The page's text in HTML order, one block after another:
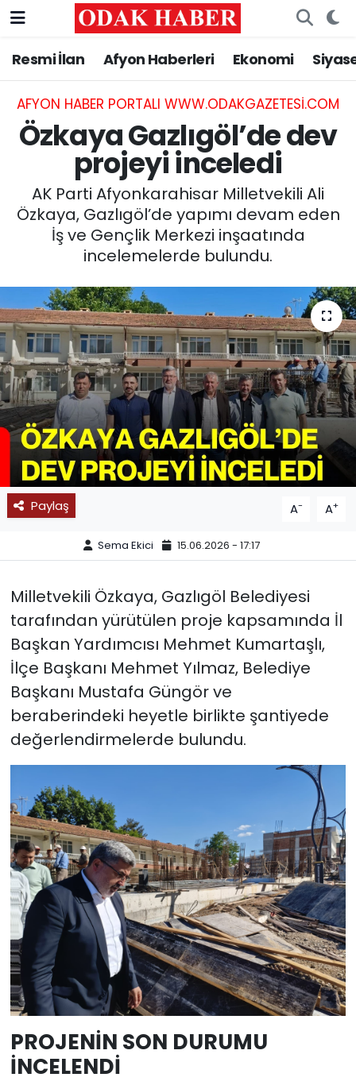
Resmi İlan Afyon Haberleri Ekonomi
AFYON HABER PORTALI WWW.ODAKGAZETESI.COM
Özkaya Gazlıgöl’de dev
projeyi inceledi
AK Parti Afyonkarahisar Milletvekili Ali
Özkaya, Gazlıgöl’de yapımı devam eden
İş ve Gençlik Merkezi inşaatında
incelemelerde bulundu.
Paylaş A- A+
Sema Ekici 15.06.2026 - 17:17
Milletvekili Özkaya, Gazlıgöl Belediyesi
tarafından yürütülen proje kapsamında İl
Başkan Yardımcısı Mehmet Kumartaşlı,
İlçe Başkanı Mehmet Yılmaz, Belediye
Başkanı Mustafa Güngör ve
beraberindeki heyetle birlikte şantiyede
değerlendirmelerde bulundu.
PROJENİN SON DURUMU
İNCELENDİ
AFYONKARAHİSAR HABERLERİ
Resmi İlan
ASAYİŞ
GÜNCEL
SİYASET
EĞİTİM
MAGAZİN
SAĞLIK
SPOR
11:11 MANŞET
Nöbetçi Eczaneler
Hava Durumu
Trafik Durumu
Süper Lig Puan Durumu ve Fikstür
Tüm Manşetler
Son Dakika Haberleri
Haber Arşivi